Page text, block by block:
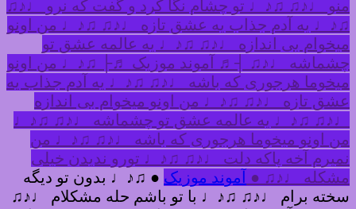
منو ♩♪♫ ♫♪♩ تو چشام نگا کرد و گفت که نرو ♩♪♫
♫♪♩ یه آدم جذاب یه عشق تازه ♩♪♫ ♫♪♩ من اونو
میخوام بی اندازه ♩♪♫ ♫♪♩ یه عالمه عشق تو
چشماشه ♩♪♫ ┤♬ آموند موزیک ♬├ ♫♪♩ من اونو
میخوما هرجوری که باشه ♩♪♫ ♫♪♩ یه آدم جذاب یه
عشق تازه ♩♪♫ ♫♪♩ من اونو میخوام بی اندازه
♩♪♫ ♫♪♩ یه عالمه عشق تو چشماشه ♩♪♫ ♫♪♩
من اونو میخوما هرجوری که باشه ♩♪♫ ♫♪♩ من
نمیرم آخه پاکه دلت ♩♪♫ ♫♪♩ تورو ندیدن خیلی
مشکله ♩♪♫ ●
آموند موزیک ● ♫♪♩ بدون تو دیگه
سخته برام ♩♪♫ ♫♪♩ با تو باشم حله مشکلام ♩♪♫